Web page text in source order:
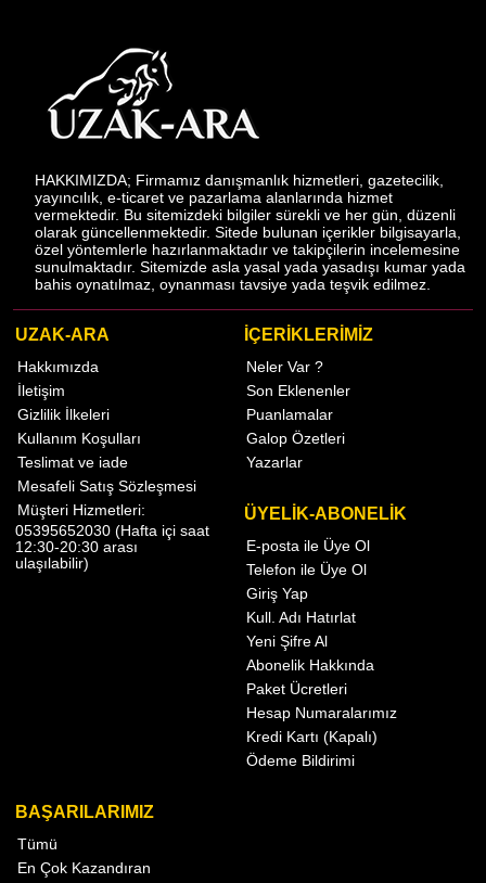
HAKKIMIZDA; Firmamız danışmanlık hizmetleri, gazetecilik,
yayıncılık, e-ticaret ve pazarlama alanlarında hizmet
vermektedir. Bu sitemizdeki bilgiler sürekli ve her gün, düzenli
olarak güncellenmektedir. Sitede bulunan içerikler bilgisayarla,
özel yöntemlerle hazırlanmaktadır ve takipçilerin incelemesine
sunulmaktadır. Sitemizde asla yasal yada yasadışı kumar yada
bahis oynatılmaz, oynanması tavsiye yada teşvik edilmez.
UZAK-ARA
Hakkımızda
İletişim
Gizlilik İlkeleri
Kullanım Koşulları
Teslimat ve iade
Mesafeli Satış Sözleşmesi
Müşteri Hizmetleri:
05395652030 (Hafta içi saat
12:30-20:30 arası
ulaşılabilir)
İÇERİKLERİMİZ
Neler Var ?
Son Eklenenler
Puanlamalar
Galop Özetleri
Yazarlar
ÜYELİK-ABONELİK
E-posta ile Üye Ol
Telefon ile Üye Ol
Giriş Yap
Kull. Adı Hatırlat
Yeni Şifre Al
Abonelik Hakkında
Paket Ücretleri
Hesap Numaralarımız
Kredi Kartı (Kapalı)
Ödeme Bildirimi
BAŞARILARIMIZ
Tümü
En Çok Kazandıran